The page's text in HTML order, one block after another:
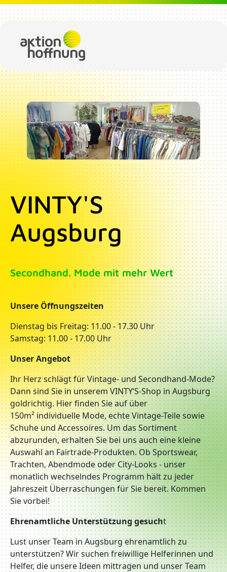
Direkt zum Inhalt
Image
VINTY'S
Augsburg
Secondhand. Mode mit mehr Wert
Unsere Öffnungszeiten
Dienstag bis Freitag: 11.00 - 17.30 Uhr
Samstag: 11.00 - 17.00 Uhr
Unser Angebot
Ihr Herz schlägt für Vintage- und Secondhand-Mode?
Dann sind Sie in unserem VINTY‘S-Shop in Augsburg
goldrichtig. Hier finden Sie auf über
150m² individuelle Mode, echte Vintage-Teile sowie
Schuhe und Accessoires. Um das Sortiment
abzurunden, erhalten Sie bei uns auch eine kleine
Auswahl an Fairtrade-Produkten. Ob Sportswear,
Trachten, Abendmode oder City-Looks - unser
monatlich wechselndes Programm hält zu jeder
Jahreszeit Überraschungen für Sie bereit. Kommen
Sie vorbei!
Ehrenamtliche Unterstützung gesucht
Lust unser Team in Augsburg ehrenamtlich zu
unterstützen? Wir suchen freiwillige Helferinnen und
Helfer, die unsere Ideen mittragen und unser Team